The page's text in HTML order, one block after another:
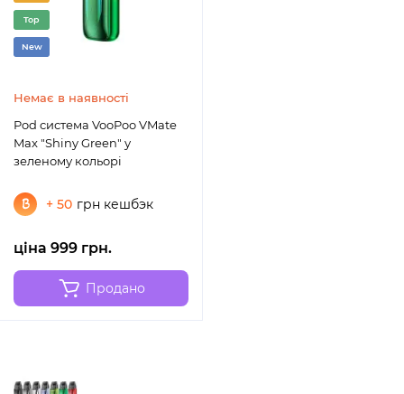
Top
New
Немає в наявності
Pod система VooPoo VMate
Max "Shiny Green" у
зеленому кольорі
+ 50 грн кешбэк
ціна 999 грн.
Продано